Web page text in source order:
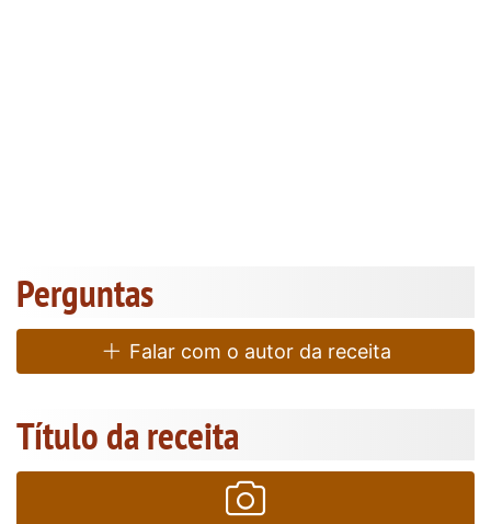
Perguntas
Falar com o autor da receita
Título da receita